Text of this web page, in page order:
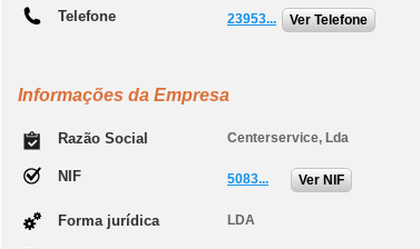
Telefone 23953... Ver Telefone
Informações da Empresa
Razão Social Centerservice, Lda
NIF 5083... Ver NIF
Forma jurídica LDA